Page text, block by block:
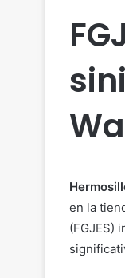
en la
(FGJES)